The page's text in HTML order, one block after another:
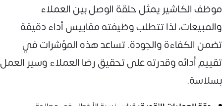
موظف الكاشير يمثل حلقة الوصل بين العملاء
والمبيعات، لذا تتطلب وظيفته مقاييس أداء دقيقة
تضمن الكفاءة والجودة. تساعد هذه المؤشرات في
تقييم أدائه وقدرته على تحقيق رضا العملاء وسير العمل
بسلاسة.